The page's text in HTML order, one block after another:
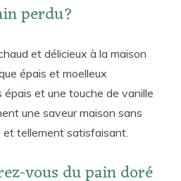
perdu?
et délicieux à la maison
épais et moelleux
épais et une touche de vanille
une saveur maison sans
et tellement satisfaisant.
vous du pain doré